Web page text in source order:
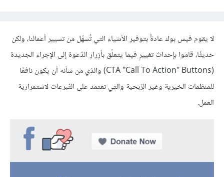
لا يقوم فيس بوك عادةً بتوفير الأشياء التي تُسهّل من تسيير أعمالنا، ولكن
حديثًا، قاموا بإحداث تغييرٍ فيما يتعلّق بأزرار الدّعوة إلى الإجراء الجديدة
(CTA "Call To Action" Buttons) والذي من شأنه أن يكون نافعًا
للمنظمات الخيرية وغير الرّبحية والتي تعتمد على التّبرعات لاستمرارية
العمل.